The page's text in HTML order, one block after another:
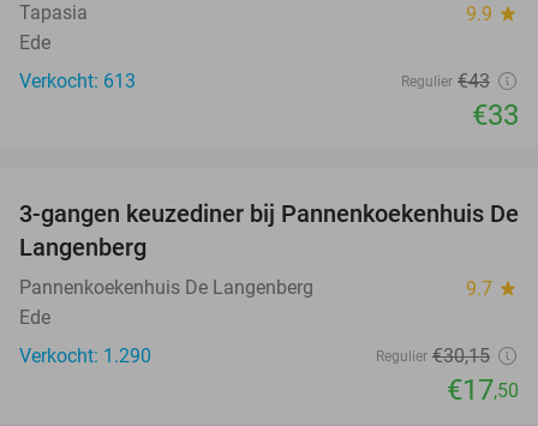
Tapasia 9.9 star
Ede
Verkocht: 613
Regulier €43
€33
42%
3-gangen keuzediner bij Pannenkoekenhuis De
Langenberg
Pannenkoekenhuis De Langenberg 9.7 star
Ede
Verkocht: 1.290
Regulier €30,15
€17,50